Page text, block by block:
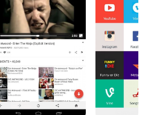
ver y descargar videos
que desees. Al descargar
puedes elegir entre
144p hasta 4K. Después
viendo los videos HD con